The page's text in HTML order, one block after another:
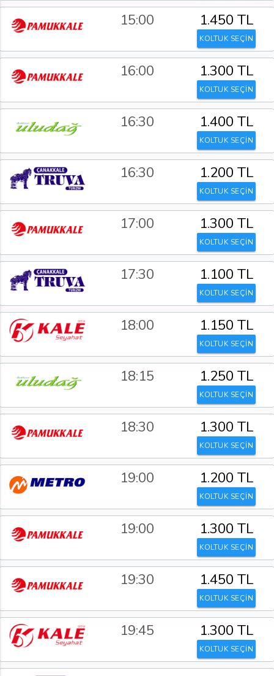
15:00 1.450 TL
KOLTUK SEÇİN
16:00 1.300 TL
KOLTUK SEÇİN
16:30 1.400 TL
KOLTUK SEÇİN
16:30 1.200 TL
KOLTUK SEÇİN
17:00 1.300 TL
KOLTUK SEÇİN
17:30 1.100 TL
KOLTUK SEÇİN
18:00 1.150 TL
KOLTUK SEÇİN
18:15 1.250 TL
KOLTUK SEÇİN
18:30 1.300 TL
KOLTUK SEÇİN
19:00 1.200 TL
KOLTUK SEÇİN
19:00 1.300 TL
KOLTUK SEÇİN
19:30 1.450 TL
KOLTUK SEÇİN
19:45 1.300 TL
KOLTUK SEÇİN